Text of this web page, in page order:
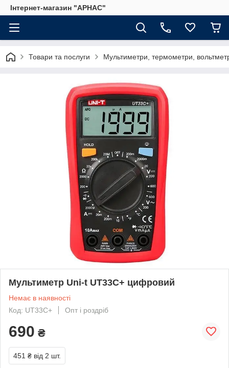
Інтернет-магазин "АРНАС"
Товари та послуги Мультиметри, термометри,
Мультиметр Uni-t UT33C+ цифровий
Немає в наявності
Код: UT33C+
Опт і роздріб
690 ₴
451 ₴ від 2 шт.